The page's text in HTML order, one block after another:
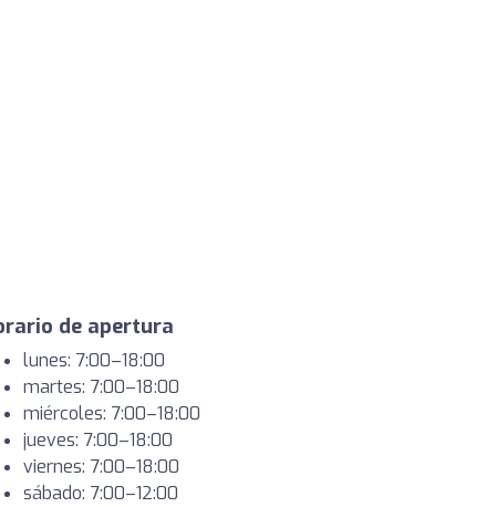
de apertura
lunes: 7:00–18:00
martes: 7:00–18:00
miércoles: 7:00–18:00
jueves: 7:00–18:00
viernes: 7:00–18:00
sábado: 7:00–12:00